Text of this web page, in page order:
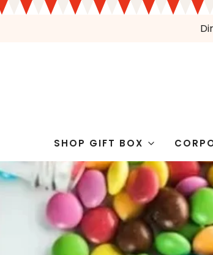
SHOP GIFT BOX